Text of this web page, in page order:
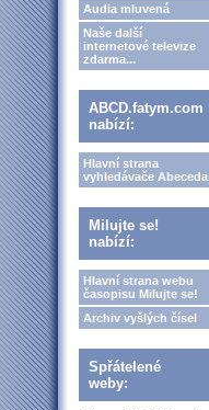
Audia mluvená
Naše další
internetové televize
zdarma...
ABCD.fatym.com
nabízí:
Hlavní strana
vyhledávače Abeceda
Milujte se!
nabízí:
Hlavní strana webu
časopisu Milujte se!
Archiv vyšlých čísel
Spřátelené
weby: